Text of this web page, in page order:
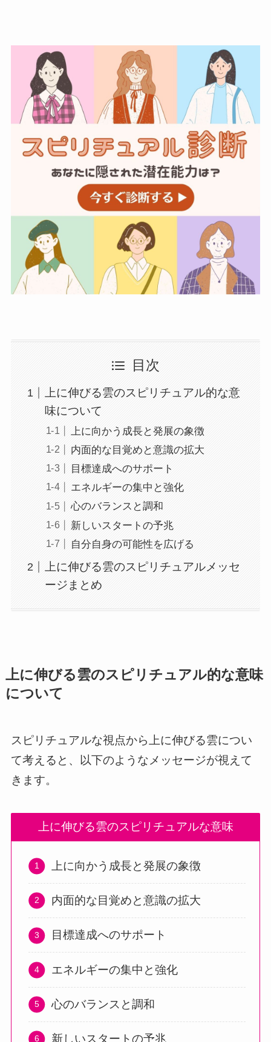
目次
上に伸びる雲のスピリチュアル的な意
味について
上に向かう成長と発展の象徴
内面的な目覚めと意識の拡大
目標達成へのサポート
エネルギーの集中と強化
心のバランスと調和
新しいスタートの予兆
自分自身の可能性を広げる
上に伸びる雲のスピリチュアルメッセ
ージまとめ
上に伸びる雲のスピリチュアル的な意味
について
スピリチュアルな視点から上に伸びる雲につい
て考えると、以下のようなメッセージが視えて
きます。
上に伸びる雲のスピリチュアルな意味
上に向かう成長と発展の象徴
内面的な目覚めと意識の拡大
目標達成へのサポート
エネルギーの集中と強化
心のバランスと調和
新しいスタートの予兆